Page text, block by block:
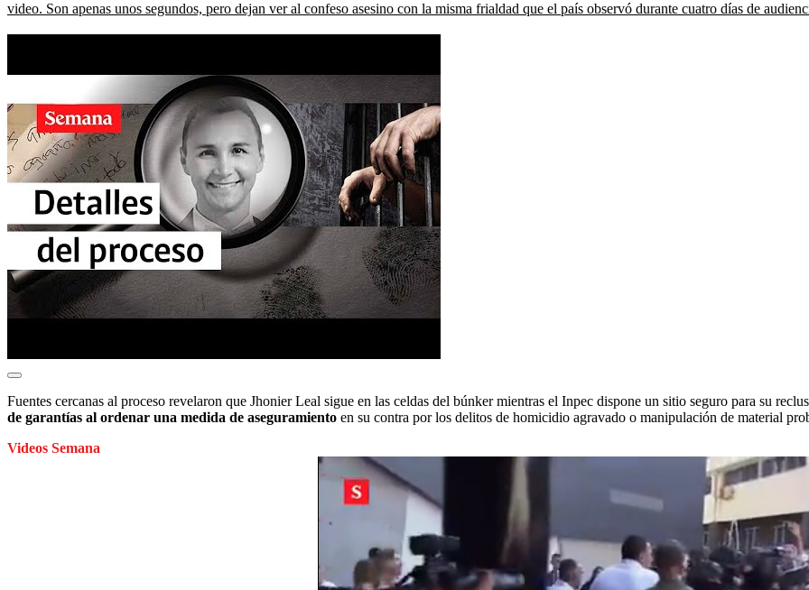
video. Son apenas unos segundos, pero dejan ver al confeso asesino con la misma frialdad que el país observó durante cuatro días de
Fuentes cercanas al proceso revelaron que Jhonier Leal sigue en las celdas del búnker mientras el Inpec dispone un sitio seguro para su
de garantías al ordenar una medida de aseguramiento en su contra por los delitos de homicidio agravado o manipulación de material
Videos Semana